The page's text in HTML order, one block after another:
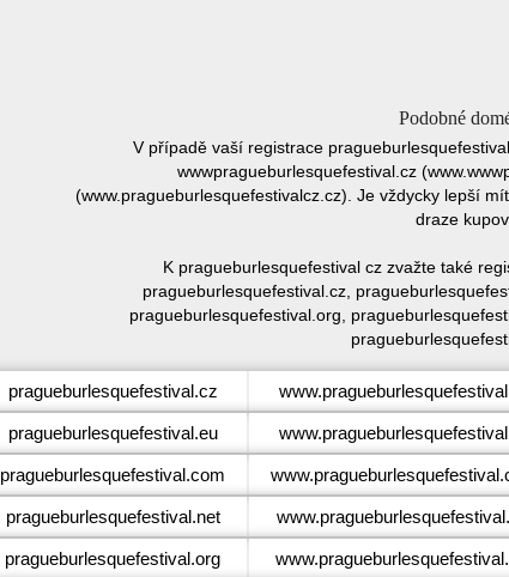
Podobné
V případě vaší registrace
wwwpragueburlesquefestival.cz
(www.pragueburlesquefestivalcz.cz). Je vždycky lepší
draze
K pragueburlesquefestival cz zvažte také
pragueburlesquefestival.cz,
pragueburlesquefestival.org,
pragueburlesquefestival.cz
pragueburlesquefestival.eu
pragueburlesquefestival.com
pragueburlesquefestival.net
pragueburlesquefestival.org